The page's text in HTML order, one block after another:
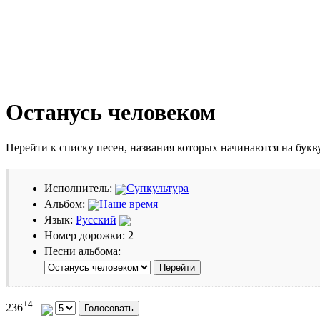
Останусь человеком
Перейти к списку песен, названия которых начинаются на
Исполнитель:
Супкультура
Альбом:
Наше время
Язык: Русский
Номер дорожки: 2
Песни альбома:
236+4